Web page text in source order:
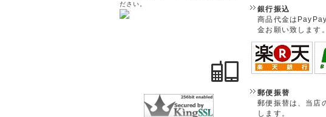
銀行振込
商品代金は
金お願い致します。
郵便振替
郵便振替は、当店
します。
ださい。